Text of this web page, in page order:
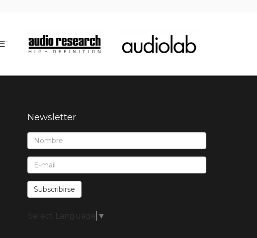
Newsletter
Nombre*:
E-Mail*:
Subscribirse
Select Language ▼